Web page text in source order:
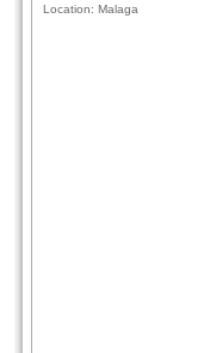
Location: Malaga